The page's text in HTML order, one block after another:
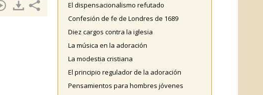
El dispensacionalismo refutado
Confesión de fe de Londres de 1689
Diez cargos contra la iglesia
La música en la adoración
La modestia cristiana
El principio regulador de la adoración
Pensamientos para hombres jóvenes